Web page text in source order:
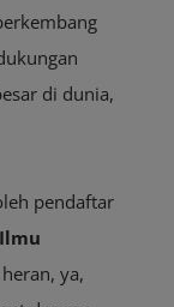
di dunia,
pendaftar
Ilmu
ya,